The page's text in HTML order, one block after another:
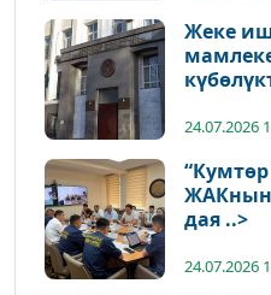
Жеке
24.07.2026
ЖАКнын
дая ..>
24.07.2026